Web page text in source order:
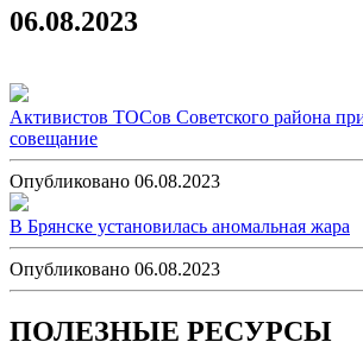
06.08.2023
Активистов ТОСов Советского района
совещание
Опубликовано 06.08.2023
В Брянске установилась аномальная жара
Опубликовано 06.08.2023
ПОЛЕЗНЫЕ РЕСУРСЫ